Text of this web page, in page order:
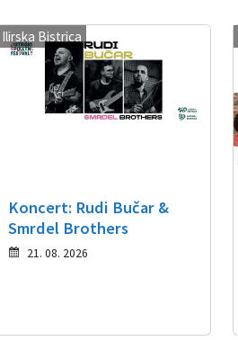
Ilirska Bistrica
Koncert: Rudi Bučar &
Smrdel Brothers
21. 08. 2026